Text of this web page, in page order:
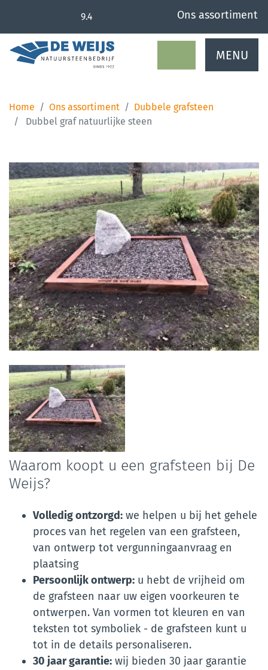
9.4 Ons assortiment
MENU
Home Ons assortiment
Dubbele grafsteen
Dubbel graf natuurlijke steen
Foto
album
overslaan
Waarom koopt u een grafsteen bij De
Weijs?
Volledig ontzorgd: we helpen u bij het gehele
proces van het regelen van een grafsteen,
van ontwerp tot vergunningaanvraag en
plaatsing
Persoonlijk ontwerp: u hebt de vrijheid om
de grafsteen naar uw eigen voorkeuren te
ontwerpen. Van vormen tot kleuren en van
teksten tot symboliek - de grafsteen kunt u
tot in de details personaliseren.
30 jaar garantie: wij bieden 30 jaar garantie